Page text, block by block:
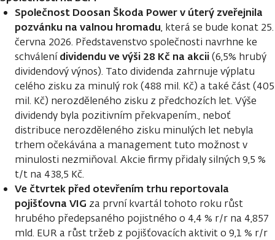
Společnost Doosan Škoda Power v úterý zveřejnila
pozvánku na valnou hromadu, která se bude konat 25.
června 2026. Představenstvo společnosti navrhne ke
schválenídividendu ve výši 28 Kč na akcii(6,5% hrubý
dividendový výnos). Tato dividenda zahrnuje výplatu
celého zisku za minulý rok (488 mil. Kč) a také část (405
mil. Kč) nerozděleného zisku z předchozích let. Výše
dividendy byla pozitivním překvapením., neboť
distribuce nerozděleného zisku minulých let nebyla
trhem očekávána a management tuto možnost v
minulosti nezmiňoval. Akcie firmy přidaly silných 9,5 %
t/t na 438,5 Kč.
Ve čtvrtek před otevřením trhu reportovala
pojišťovna VIG za první kvartál tohoto roku růst
hrubého předepsaného pojistného o 4,4 % r/r na 4,857
mld. EUR a růst tržeb z pojišťovacích aktivit o 9,1 % r/r